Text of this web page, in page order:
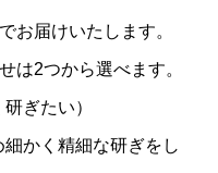
）
＋
C
B
お届けいたします。
は2つから選べます。
ぎたい）
細かく精細な研ぎをし